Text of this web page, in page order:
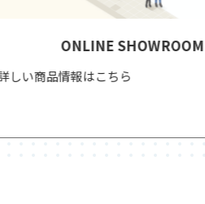
ONLINE SHOWROOM
しい商品情報はこちら